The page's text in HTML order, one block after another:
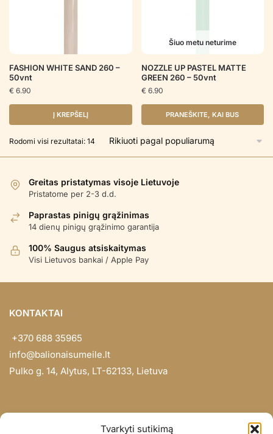
Tvarkyti sutikimą
FASHION WHITE SAND 260 –
50vnt
€ 6.90
Į KREPŠELĮ
Šiuo metu neturime
NOZZLE UP PASTEL MATTE
GREEN 260 – 50vnt
€ 6.90
PRANEŠKITE, KAI BUS
Rodomi visi rezultatai: 14 Rūšiuojama
Greitas pristatymas visoje Lietuvoje
Pristatome per 2-3 d.d.
Paprastas pinigų grąžinimas
14 dienų pinigų grąžinimo garantija
100% Saugus atsiskaitymas
Visi Lietuvos bankai / Apple Pay
KONTAKTAI
+370 688 35965
info@balionaisumeile.lt
Pulko g. 14, Alytus, LT-62133, Lietuva